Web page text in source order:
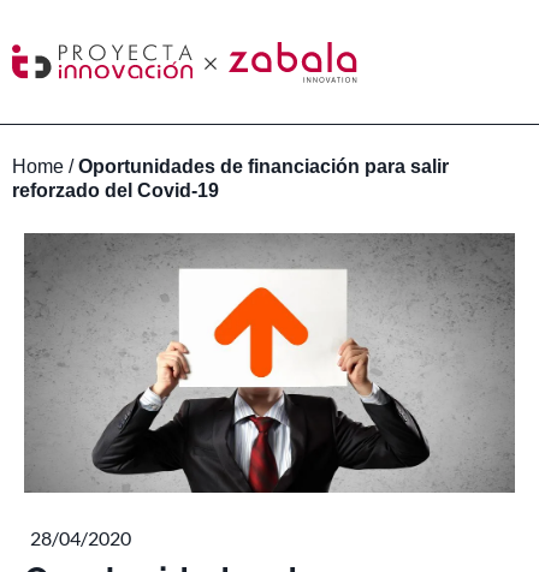
Home /Oportunidades de financiación para salir
reforzado del Covid-19
28/04/2020